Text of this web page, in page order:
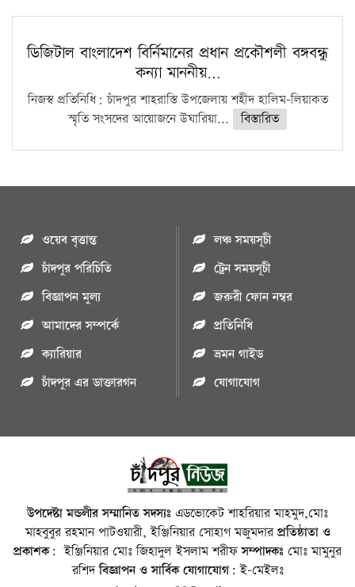
ডিজিটাল বাংলাদেশ বির্নিমানের প্রধান প্রকৌশলী বঙ্গবন্ধু
কন্যা মাননীয়…
নিজস্ব প্রতিনিধি: চাঁদপুর শাহরাস্তি উপজেলায় শহীদ হালিম-লিয়াকত
স্মৃতি সংসদের আয়োজনে উঘারিয়া...
বিস্তারিত
ওয়েব বৃত্তান্ত
চাঁদপুর পরিচিতি
বিজ্ঞাপন মুল্য
আমাদের সম্পর্কে
ক্যারিয়ার
চাঁদপুর এর ডাক্তারগন
লঞ্চ সময়সূচী
ট্রেন সময়সূচী
জরুরী ফোন নম্বর
প্রতিনিধি
ভ্রমন গাইড
যোগাযোগ
উপদেষ্টা মন্ডলীর সম্মানিত সদস্যঃ এডভোকেট শাহরিয়ার মাহমুদ,মোঃ
মাহবুবুর রহমান পাটওয়ারী, ইঞ্জিনিয়ার সোহাগ মজুমদারপ্রতিষ্ঠাতা ও
প্রকাশক: ইঞ্জিনিয়ার মোঃ জিহাদুল ইসলাম শরীফসম্পাদকঃ মোঃ মামুনুর
রশিদবিজ্ঞাপন ও সার্বিক যোগাযোগ: ই-মেইলঃ